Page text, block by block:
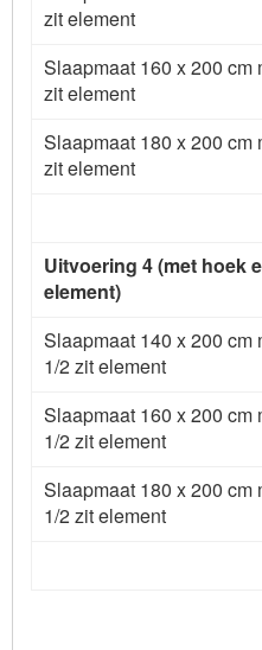
zit element
Slaapmaat 160 x 200 cm
zit element
Slaapmaat 180 x 200 cm
zit element
Uitvoering 4 (met hoek
element)
Slaapmaat 140 x 200 cm
1/2 zit element
Slaapmaat 160 x 200 cm
1/2 zit element
Slaapmaat 180 x 200 cm
1/2 zit element